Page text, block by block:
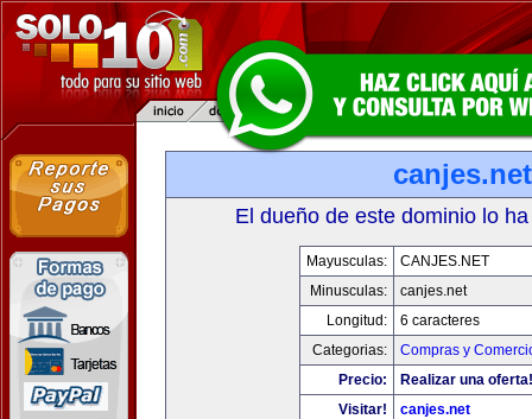
canjes.net
El dueño de este dominio lo
Mayusculas:
CANJES.NET
Minusculas:
canjes.net
Longitud:
6 caracteres
Categorias:
Compras y
Precio:
Realizar una oferta!
Visitar!
canjes.net